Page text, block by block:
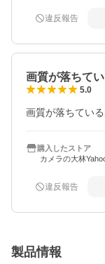
違反報告
画質が落ちて
5.0
画質が落ちてい
購入したストア
カメラの大林
違反報告
製品情報